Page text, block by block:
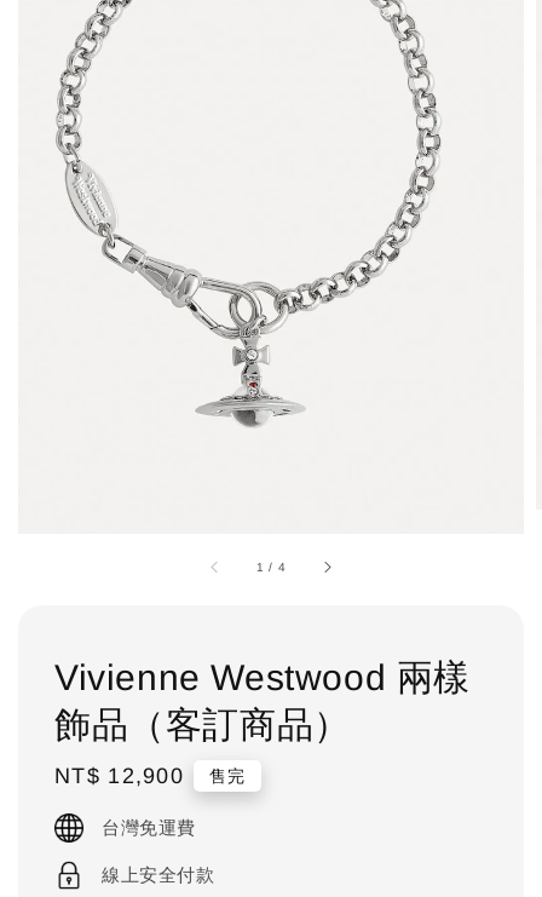
1 / 4
Vivienne Westwood 兩樣
飾品（客訂商品）
Regular
price
NT$ 12,900 售完
台灣免運費
線上安全付款